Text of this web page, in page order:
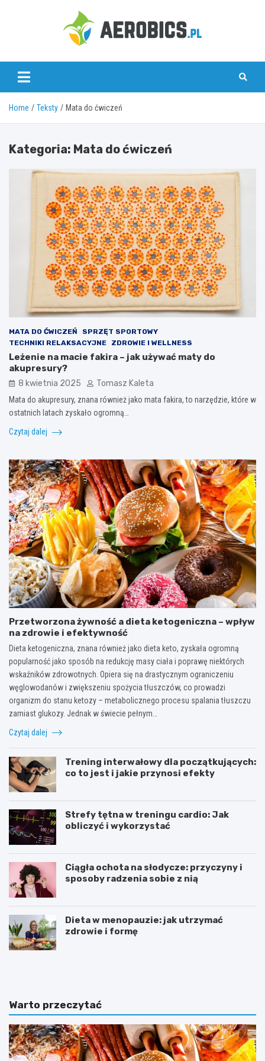
aerobics.pl
Home Teksty Mata do ćwiczeń
Kategoria: Mata do ćwiczeń
MATA DO ĆWICZEŃ
SPRZĘT SPORTOWY
TECHNIKI RELAKSACYJNE
ZDROWIE I WELLNESS
Leżenie na macie fakira – jak używać maty do
akupresury?
8 kwietnia 2025 Tomasz Kaleta
Mata do akupresury, znana również jako mata fakira, to narzędzie, które w
ostatnich latach zyskało ogromną…
Czytaj dalej
Przetworzona żywność a dieta ketogeniczna – wpływ
na zdrowie i efektywność
Dieta ketogeniczna, znana również jako dieta keto, zyskała ogromną
popularność jako sposób na redukcję masy ciała i poprawę niektórych
wskaźników zdrowotnych. Opiera się na drastycznym ograniczeniu
węglowodanów i zwiększeniu spożycia tłuszczów, co prowadzi
organizm do stanu ketozy – metabolicznego procesu spalania tłuszczu
zamiast glukozy. Jednak w świecie pełnym…
Czytaj dalej
Trening interwałowy dla początkujących:
co to jest i jakie przynosi efekty
Strefy tętna w treningu cardio: Jak
obliczyć i wykorzystać
Ciągła ochota na słodycze: przyczyny i
sposoby radzenia sobie z nią
Dieta w menopauzie: jak utrzymać
zdrowie i formę
J
w
i
n
n
a
Z
e
o
d
ż
y
Warto przeczytać